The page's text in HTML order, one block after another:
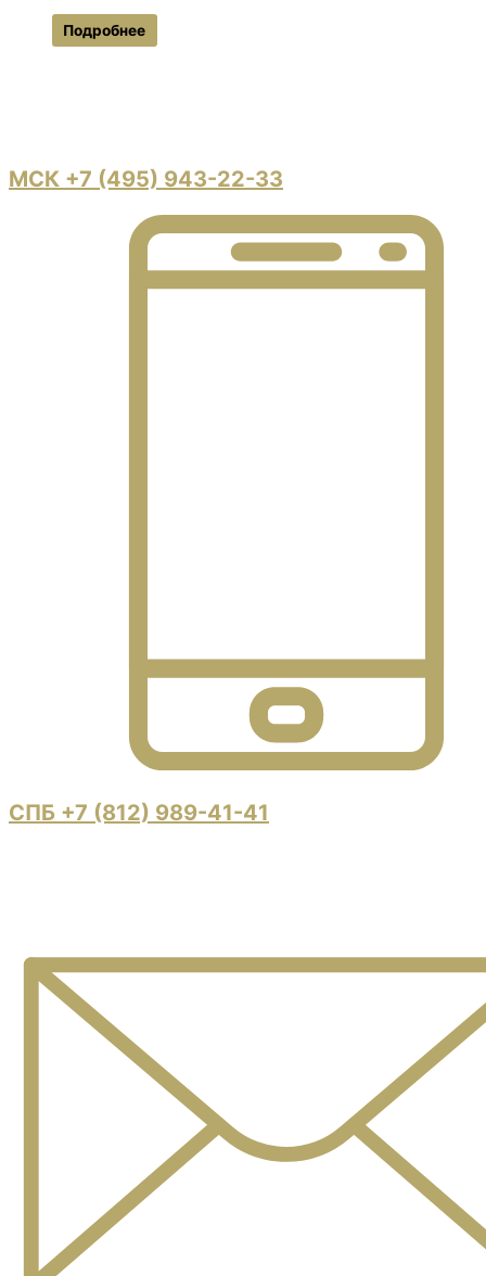
Подробнее
МСК +7 (495) 943-22-33
СПБ +7 (812) 989-41-41